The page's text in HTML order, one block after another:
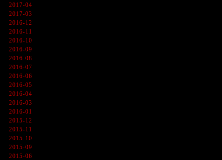
2017-04
2017-03
2016-12
2016-11
2016-10
2016-09
2016-08
2016-07
2016-06
2016-05
2016-04
2016-03
2016-01
2015-12
2015-11
2015-10
2015-09
2015-06